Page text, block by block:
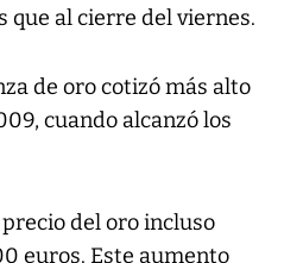
que al cierre del viernes.
de oro cotizó más alto
cuando alcanzó los
del oro incluso
euros. Este aumento